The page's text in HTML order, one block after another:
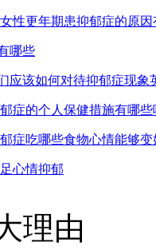
性更年期患抑郁症的原
哪些
应该如何对待抑郁症现象
症的个人保健措施有哪些
症吃哪些食物心情能够变
心情抑郁
理由